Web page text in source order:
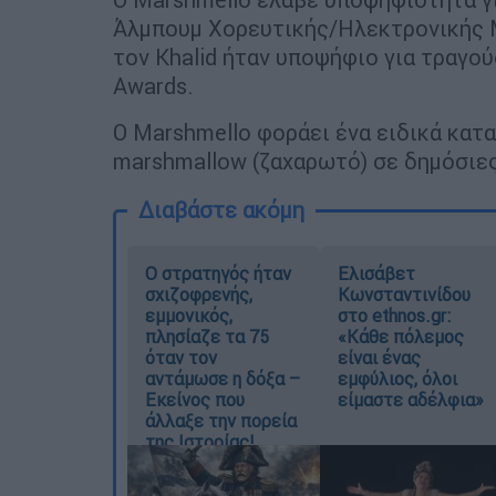
Άλμπουμ Χορευτικής/Ηλεκτρονικής
τον Khalid ήταν υποψήφιο για
Awards.
Ο Marshmello φοράει ένα ειδικά
marshmallow (ζαχαρωτό) σε
Διαβάστε ακόμη
O στρατηγός ήταν
σχιζοφρενής,
εμμονικός,
πλησίαζε τα 75
όταν τον
αντάμωσε η δόξα –
Εκείνος που
άλλαξε την πορεία
της Ιστορίας!
Ελισάβετ
Κωνσταντινίδου
στο ethnos.gr:
«Κάθε πόλεμος
είναι ένας
εμφύλιος, όλοι
είμαστε αδέλφια»